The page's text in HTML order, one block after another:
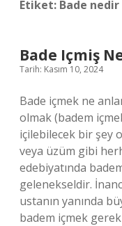
Etiket: Bade
Bade Içmiş
Tarih: Kasım 10, 2024
Bade içmek ne
olmak (badem
içilebilecek bir şey
veya üzüm gibi
edebiyatında
gelenekseldir.
ustanın yanında
badem içmek